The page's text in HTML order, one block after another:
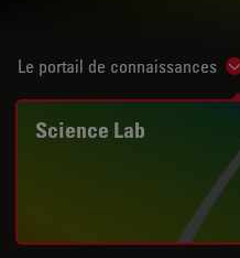
Le portail de connaissances
Science Lab